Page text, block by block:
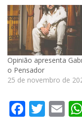
Opinião apresenta
o Pensador
25 de novembro de